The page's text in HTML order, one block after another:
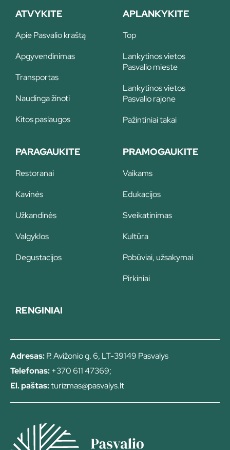
ATVYKITE
Apie Pasvalio kraštą
Apgyvendinimas
Transportas
Naudinga žinoti
Kitos paslaugos
APLANKYKITE
Top
Lankytinos vietos
Pasvalio mieste
Lankytinos vietos
Pasvalio rajone
Pažintiniai takai
PARAGAUKITE
Restoranai
Kavinės
Užkandinės
Valgyklos
Degustacijos
PRAMOGAUKITE
Vaikams
Edukacijos
Sveikatinimas
Kultūra
Pobūviai, užsakymai
Pirkiniai
RENGINIAI
Adresas:P. Avižonio g. 6, LT-39149 Pasvalys
Telefonas:+370 611 47369;
El. paštas:turizmas@pasvalys.lt